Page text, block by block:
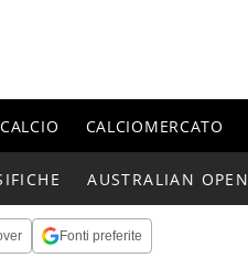
CALCIO CALCIOMERCATO
AUSTRALIAN OPEN
Fonti preferite